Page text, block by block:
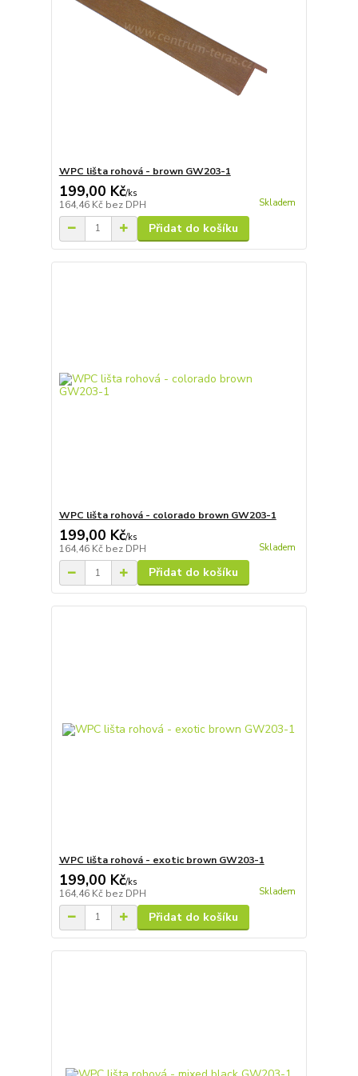
WPC lišta rohová - brown GW203-1
199,00 Kč/ks
164,46 Kč bez DPH Skladem
Přidat do košíku
WPC lišta rohová - colorado brown GW203-1
199,00 Kč/ks
164,46 Kč bez DPH Skladem
Přidat do košíku
WPC lišta rohová - exotic brown GW203-1
199,00 Kč/ks
164,46 Kč bez DPH Skladem
Přidat do košíku